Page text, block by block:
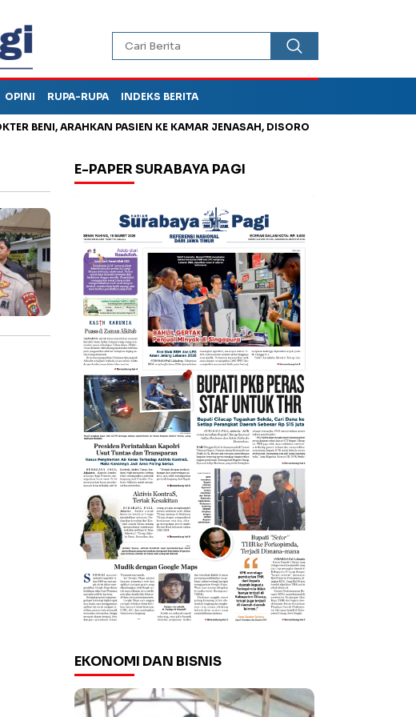
OPINI RUPA-RUPA INDEKS BERITA
ARAHKAN PASIEN KE KAMAR JENASAH, DISOROT
E-PAPER SURABAYA PAGI
EKONOMI DAN BISNIS